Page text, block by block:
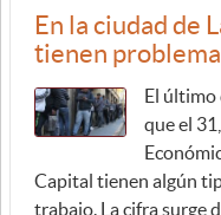
En la ciudad de
tienen
El último
que el
Capital tienen algún
trabajo. La cifra surge